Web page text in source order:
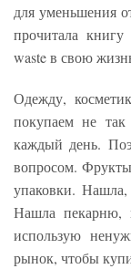
для уменьшения
прочитала
waste в свою
Одежду,
покупаем не
каждый день.
вопросом.
упаковки.
Нашла пекарню,
использую
рынок, чтобы